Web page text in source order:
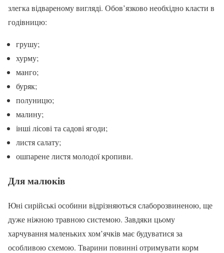
злегка відвареному вигляді. Обов’язково необхідно класти в
годівницю:
грушу;
хурму;
манго;
буряк;
полуницю;
малину;
інші лісові та садові ягоди;
листя салату;
ошпарене листя молодої кропиви.
Для малюків
Юні сирійські особини відрізняються слаборозвиненою, ще
дуже ніжною травною системою. Завдяки цьому
харчування маленьких хом’ячків має будуватися за
особливою схемою. Тварини повинні отримувати корм